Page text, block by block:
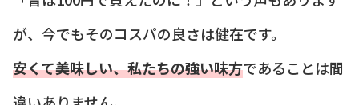
が、今でもそのコスパの良さは健在です。
安くて美味しい、私たちの強い味方であることは間